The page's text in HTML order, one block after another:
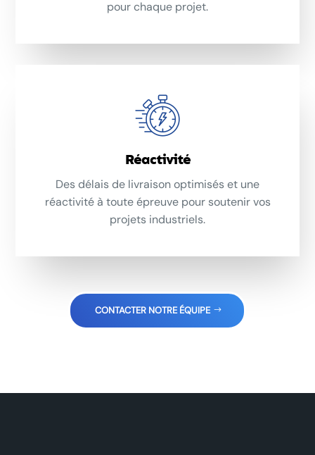
pour chaque projet.
Réactivité
Des délais de livraison optimisés et une
réactivité à toute épreuve pour soutenir vos
projets industriels.
CONTACTER NOTRE ÉQUIPE